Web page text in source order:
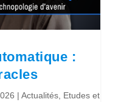
:
|Actualités Etudes et